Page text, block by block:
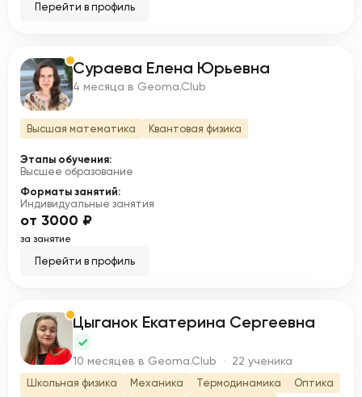
Перейти в профиль
С Сураева Елена Юрьевна
4 месяца в Geoma.Club
Высшая математика Квантовая физика
Этапы обучения:
Высшее образование
Форматы занятий:
Индивидуальные занятия
от 3000 ₽
за занятие
Перейти в профиль
Ц Цыганок Екатерина Сергеевна
10 месяцев в Geoma.Club · 22 ученика
Школьная физика Механика Термодинамика Оптика